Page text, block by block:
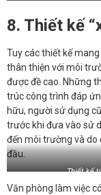
Town
8. Thiết kế
Tuy các thiết kế
thân thiện với môi
được đề cao. Những
trúc công trình đáp
hữu, người sử dụng
trước khi đưa vào sử
đến môi trường và do
đầu.
Thiết kế
Văn phòng làm việc